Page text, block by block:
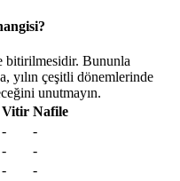
bitirilmesidir. Bununla
yılın çeşitli dönemlerinde
unutmayın.
Vitir Nafile
-
-
-
-
-
-